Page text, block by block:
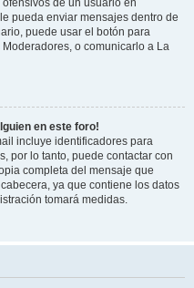
de un usuario en
pueda enviar mensajes dentro de
puede usar el botón para
o comunicarlo a La
en este foro!
incluye identificadores para
por lo tanto, puede contactar con
completa del mensaje que
ya que contiene los datos
tomará medidas.